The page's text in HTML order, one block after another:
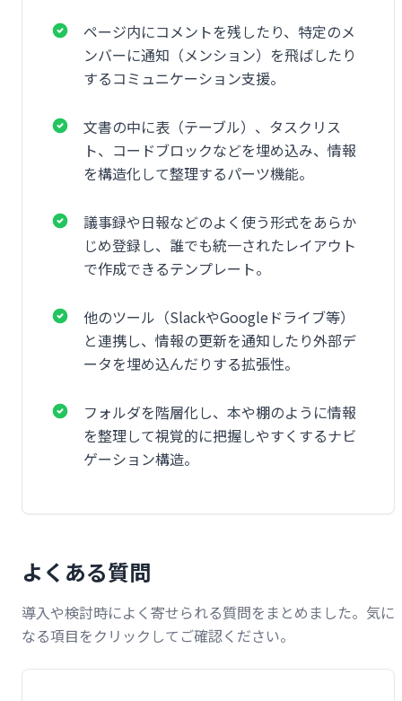
ページ内にコメントを残したり、特定のメ
ンバーに通知（メンション）を飛ばしたり
するコミュニケーション支援。
文書の中に表（テーブル）、タスクリス
ト、コードブロックなどを埋め込み、情報
を構造化して整理するパーツ機能。
議事録や日報などのよく使う形式をあらか
じめ登録し、誰でも統一されたレイアウト
で作成できるテンプレート。
他のツール（SlackやGoogleドライブ等）
と連携し、情報の更新を通知したり外部デ
ータを埋め込んだりする拡張性。
フォルダを階層化し、本や棚のように情報
を整理して視覚的に把握しやすくするナビ
ゲーション構造。
よくある質問
導入や検討時によく寄せられる質問をまとめました。気に
なる項目をクリックしてご確認ください。